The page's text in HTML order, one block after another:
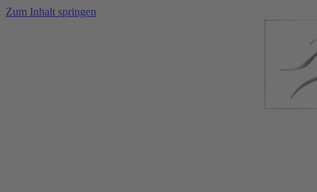
Zum Inhalt springen